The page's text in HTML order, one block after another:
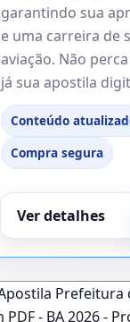
garantindo sua
e uma carreira de
aviação. Não
já sua apostila
Conteúdo
Compra segura
Ver detalhes